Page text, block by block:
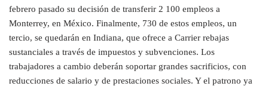
febrero pasado su decisión de transferir 2 100 empleos a
Monterrey, en México. Finalmente, 730 de estos empleos, un
tercio, se quedarán en Indiana, que ofrece a Carrier rebajas
sustanciales a través de impuestos y subvenciones. Los
trabajadores a cambio deberán soportar grandes sacrificios, con
reducciones de salario y de prestaciones sociales. Y el patrono ya